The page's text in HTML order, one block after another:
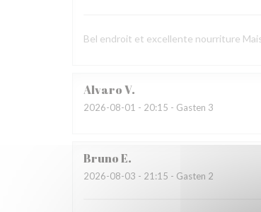
Bel endroit et excellente nourriture
AlvaroV
2026-08-01 - 20:15 - Gasten 3
BrunoE
2026-08-03 - 21:15 - Gasten 2